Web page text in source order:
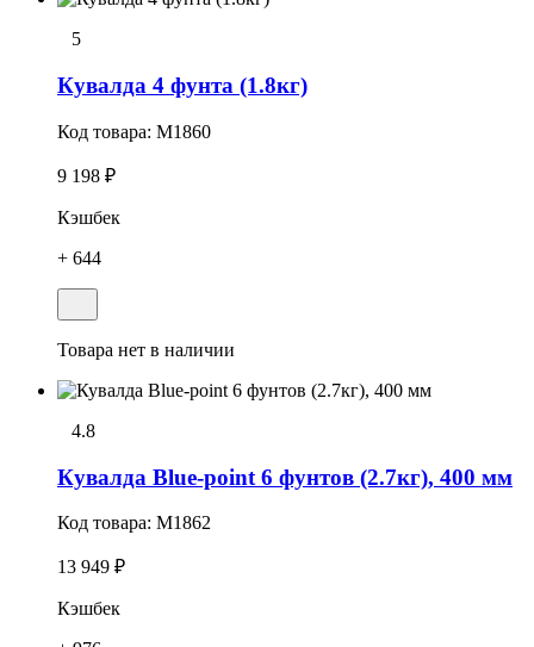
5
Кувалда 4 фунта (1.8кг)
Код товара: M1860
9 198 ₽
Кэшбек
+ 644
Товара нет в наличии
4.8
Кувалда Blue-point 6 фунтов (2.7кг), 400 мм
Код товара: M1862
13 949 ₽
Кэшбек